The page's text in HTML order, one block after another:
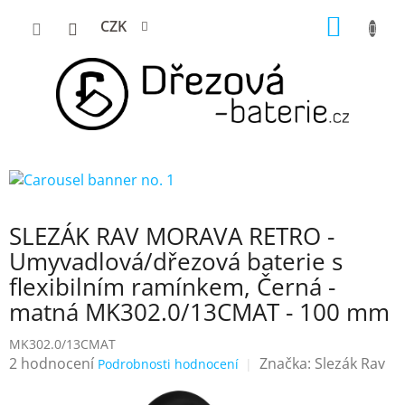
CZK
SLEZÁK RAV MORAVA RETRO -
Umyvadlová/dřezová baterie s
flexibilním ramínkem, Černá -
matná MK302.0/13CMAT - 100 mm
MK302.0/13CMAT
Průměrné
2 hodnocení Podrobnosti hodnocení Značka: Slezák Rav